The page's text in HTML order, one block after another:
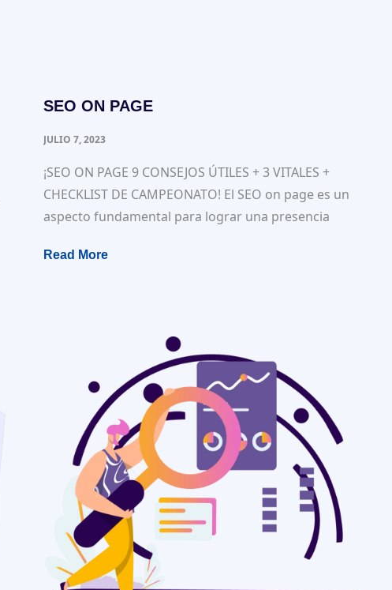
SEO ON PAGE
JULIO 7, 2023
¡SEO ON PAGE 9 CONSEJOS ÚTILES + 3 VITALES +
CHECKLIST DE CAMPEONATO! El SEO on page es un
aspecto fundamental para lograr una presencia
Read More